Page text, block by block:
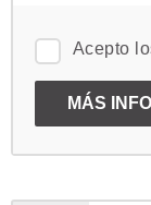
Acepto